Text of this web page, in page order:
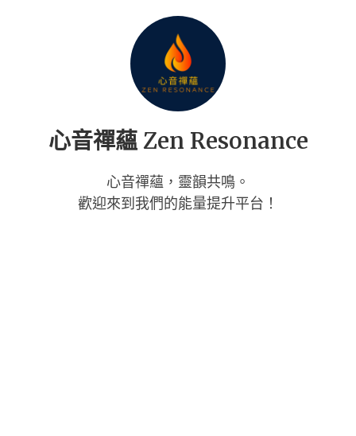
心音禪蘊 Zen Resonance
心音禪蘊，靈韻共鳴。
歡迎來到我們的能量提升平台！